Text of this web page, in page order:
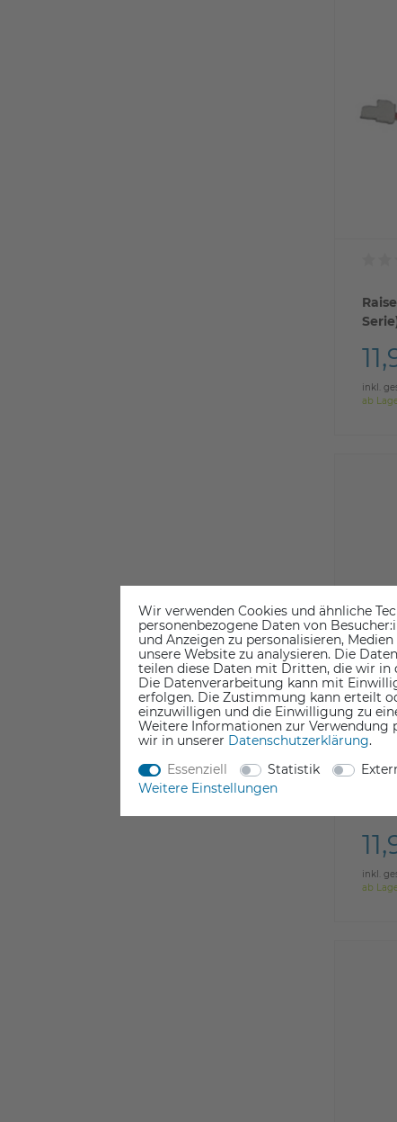
inkl.
ab
inkl.
ab
Wir verwenden Cookies und ähnliche
personenbezogene Daten von
und Anzeigen zu personalisieren,
unsere Website zu analysieren. Die
teilen diese Daten mit Dritten, die wir in
Die Datenverarbeitung kann mit
erfolgen. Die Zustimmung kann erteilt
einzuwilligen und die Einwilligung zu
Weitere Informationen zur Verwendung
wir in unserer Daten­schutz­erklärung.
Essenziell
Statistik
Weitere Einstellungen